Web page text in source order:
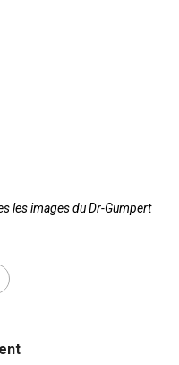
les images du Dr-Gumpert